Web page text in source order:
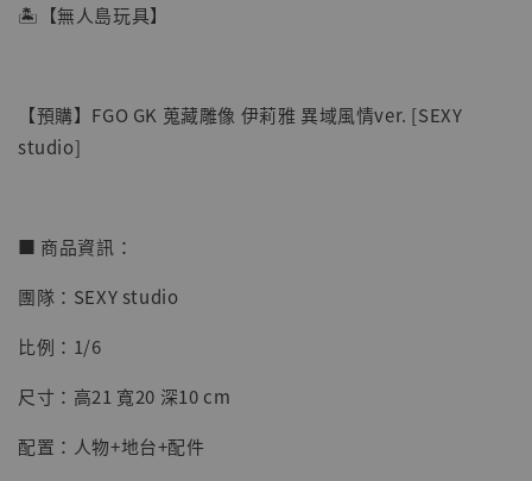
【店內現貨】七龍珠 系列蒐藏雕像 悟空 鳥山
明紀念款 [奇蹟工作室]
NT$ 5,580
🏝【無人島玩具】
【預購】FGO GK 蒐藏雕像 伊莉雅 異域風情ver. [SEXY
studio]
■ 商品資訊：
團隊：SEXY studio
比例：1/6
尺寸：高21 寬20 深10 cm
配置：人物+地台+配件